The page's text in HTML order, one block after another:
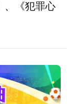
、《犯罪心